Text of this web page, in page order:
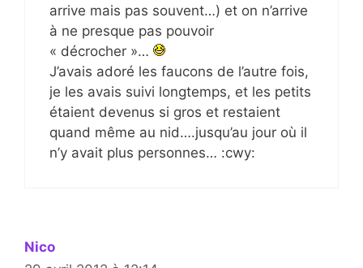
arrive mais pas souvent…) et on n’arrive
à ne presque pas pouvoir
« décrocher »…
J’avais adoré les faucons de l’autre fois,
je les avais suivi longtemps, et les petits
étaient devenus si gros et restaient
quand même au nid….jusqu’au jour où il
n’y avait plus personnes… :cwy:
Nico